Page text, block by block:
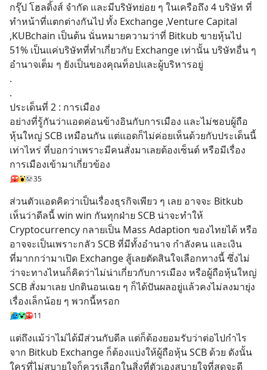
กรุ๊ป โฮลดิ้งส์ จำกัด และมีบริษัทย่อย ๆ ในเครือถึง 4 บริษัท ที่
ทำหน้าที่แตกต่างกันไป ทั้ง Exchange ,Venture Capital
,KUBchain เป็นต้น นั่นหมายความว่าที่ Bitkub ขายหุ้นไป
51% เป็นแค่บริษัทที่ทำเกี่ยวกับ Exchange เท่านั้น บริษัทอื่น ๆ
อำนาจเต็ม ๆ ยังเป็นของคุณท็อปและผู้บริหารอยู่
.
.
ประเด็นที่ 2 : การเมือง
อย่างที่รู้กันว่าแอดค่อนข้างอินกับการเมือง และไม่ชอบผู้ถือ
หุ้นใหญ่ SCB เหมือนกัน แต่แอดก็ไม่ค่อยเห็นด้วยกับประเด็นนี้
เท่าไหร่ ที่บอกว่าเพราะมีคนสั่งมาเลยต้องเซ็นต์ หรือมีเรื่อง
การเมืองเข้ามาเกี่ยวข้อง
35
ส่วนตัวแอดคิดว่าเป็นเรื่องธุรกิจเพียว ๆ เลย อาจจะ Bitkub
เห็นว่าดีลนี้ win win กันทุกฝ่าย SCB น่าจะทำให้
Cryptocurrency กลายเป็น Mass Adaption ของไทยได้ หรือ
อาจจะเป็นเพราะกลัว SCB ที่มีทั้งอำนาจ กำลังคน และเงิน
ที่มากกว่ามาเปิด Exchange สู้เลยตัดสินใจเลือกทางนี้ ซึ่งไม่
ว่าจะทางไหนก็คิดว่าไม่น่าเกี่ยวกับการเมือง หรือผู้ถือหุ้นใหญ่
SCB สั่งมาเลย ปกตินอนเฉย ๆ ก็ได้ปันผลอยู่แล้วคงไม่ลงมายุ่ง
เรื่องเล็กน้อย ๆ พวกนี้หรอก
11
แต่ถึงแม้ว่าไม่ได้มีส่วนกับดีล แต่ก็ต้องยอมรับว่าต่อไปกำไร
จาก Bitkub Exchange ก็ต้องแบ่งให้ผู้ถือหุ้น SCB ด้วย ดังนั้น
ใครที่ไม่สบายใจก็ควรเลือกในสิ่งที่ตัวเองสบายใจที่สุดจะดี